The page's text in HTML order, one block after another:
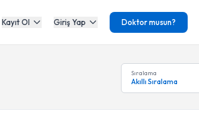
Kayıt Ol Giriş Yap Doktor musun?
Sıralama
Akıllı Sıralama